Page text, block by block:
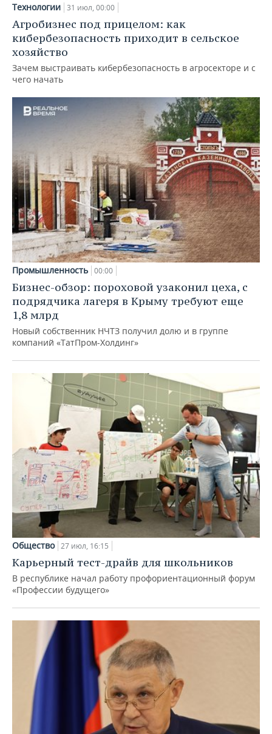
Технологии 31 июл, 00:00
Агробизнес под прицелом: как
кибербезопасность приходит в сельское
хозяйство
Зачем выстраивать кибербезопасность в агросекторе и с
чего начать
Промышленность 00:00
Бизнес-обзор: пороховой узаконил цеха, с
подрядчика лагеря в Крыму требуют еще
1,8 млрд
Новый собственник НЧТЗ получил долю и в группе
компаний «ТатПром-Холдинг»
Общество 27 июл, 16:15
Карьерный тест-драйв для школьников
В республике начал работу профориентационный форум
«Профессии будущего»